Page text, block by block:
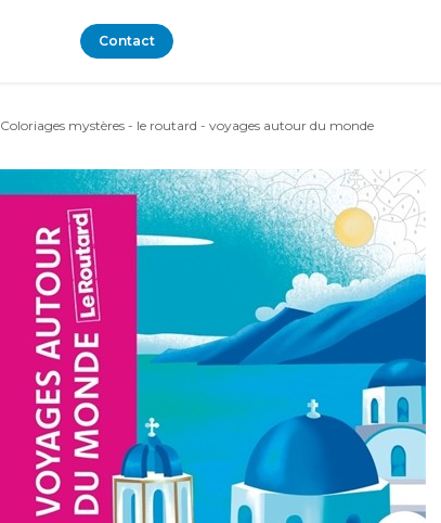
Contact
Coloriages mystères - le routard - voyages autour du monde